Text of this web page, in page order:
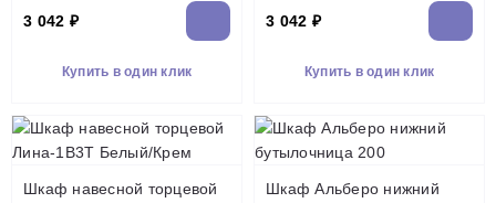
3 042 ₽
Купить в один клик
3 042 ₽
Купить в один клик
Шкаф навесной торцевой
Шкаф Альберо нижний